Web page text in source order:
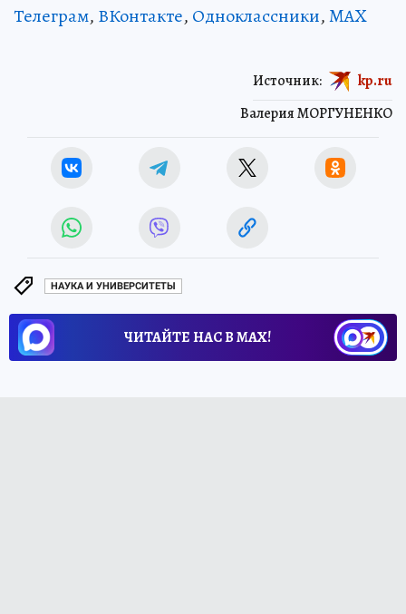
Телеграм, ВКонтакте, Одноклассники,MAX
Валерия МОРГУНЕНКО
Источник: kp.ru
НАУКА И УНИВЕРСИТЕТЫ
ЧИТАЙТЕ НАС В МАХ!